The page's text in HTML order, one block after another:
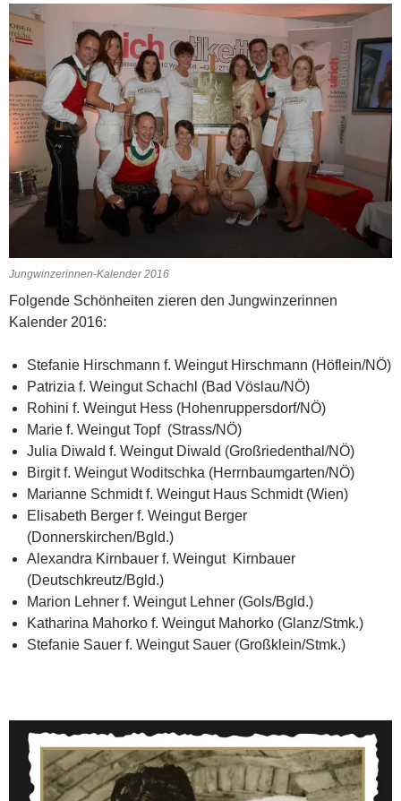
Jungwinzerinnen-Kalender 2016
Folgende Schönheiten zieren den Jungwinzerinnen
Kalender 2016:
Stefanie Hirschmann f. Weingut Hirschmann (Höflein/NÖ)
Patrizia f. Weingut Schachl (Bad Vöslau/NÖ)
Rohini f. Weingut Hess (Hohenruppersdorf/NÖ)
Marie f. Weingut Topf (Strass/NÖ)
Julia Diwald f. Weingut Diwald (Großriedenthal/NÖ)
Birgit f. Weingut Woditschka (Herrnbaumgarten/NÖ)
Marianne Schmidt f. Weingut Haus Schmidt (Wien)
Elisabeth Berger f. Weingut Berger
(Donnerskirchen/Bgld.)
Alexandra Kirnbauer f. Weingut Kirnbauer
(Deutschkreutz/Bgld.)
Marion Lehner f. Weingut Lehner (Gols/Bgld.)
Katharina Mahorko f. Weingut Mahorko (Glanz/Stmk.)
Stefanie Sauer f. Weingut Sauer (Großklein/Stmk.)